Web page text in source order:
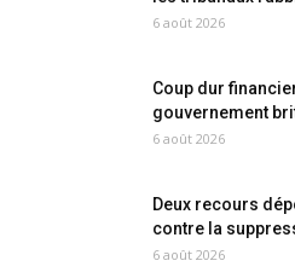
6 août 2026
Coup dur
gouvernement
6 août 2026
Deux recours
contre la
6 août 2026